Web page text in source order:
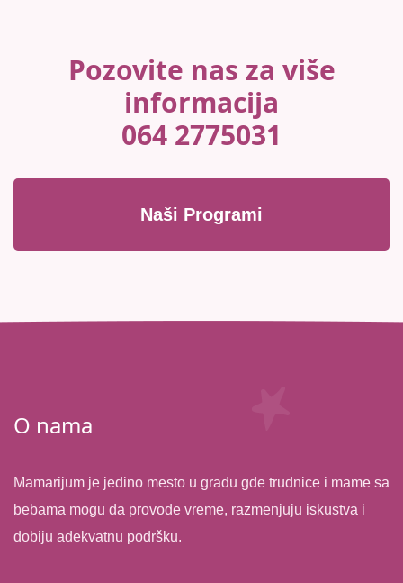
Pozovite nas za više
informacija
064 2775031
Naši Programi
O nama
Mamarijum je jedino mesto u gradu gde trudnice i mame sa
bebama mogu da provode vreme, razmenjuju iskustva i
dobiju adekvatnu podršku.